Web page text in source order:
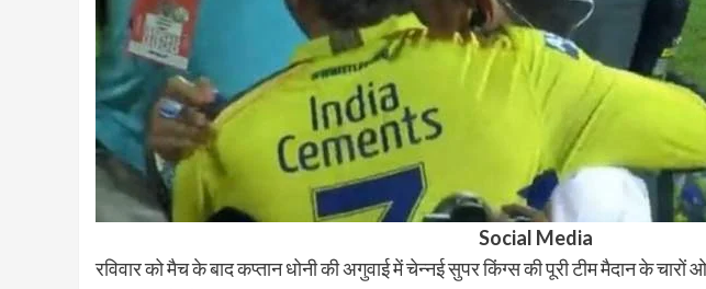
Social Media
रविवार को मैच के बाद कप्तान धोनी की अगुवाई में चेन्नई सुपर किंग्स की पूरी टीम मैदान के